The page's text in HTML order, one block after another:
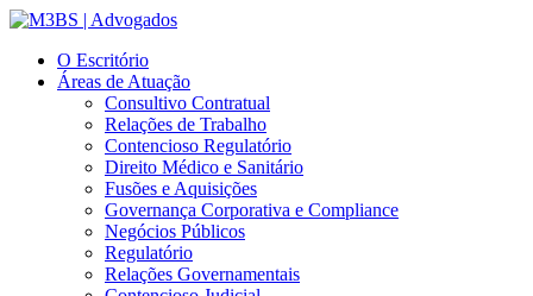
O Escritório
Áreas de Atuação
Consultivo Contratual
Relações de Trabalho
Contencioso Regulatório
Direito Médico e Sanitário
Fusões e Aquisições
Governança Corporativa e Compliance
Negócios Públicos
Regulatório
Relações Governamentais